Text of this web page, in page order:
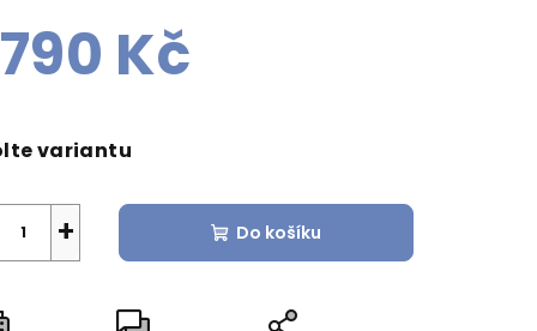
Kč
variantu
+ Do košíku